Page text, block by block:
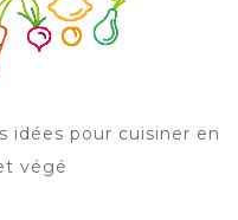
idées pour cuisiner en
végé